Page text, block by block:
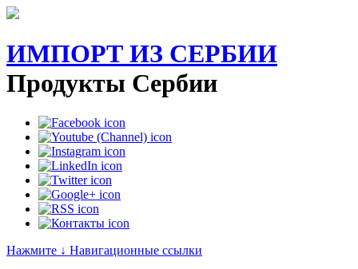
ИМПОРТ ИЗ СЕРБИИ
Продукты Сербии
Нажмите ↓ Навигационные ссылки